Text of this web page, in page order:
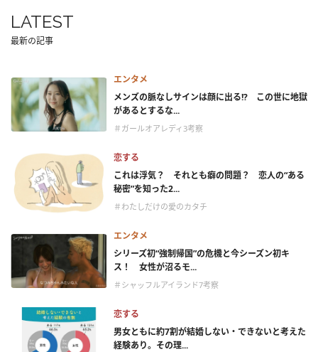
LATEST
最新の記事
エンタメ
メンズの脈なしサインは顔に出る!? この世に地獄
があるとするな...
＃ガールオアレディ3考察
恋する
これは浮気？ それとも癖の問題？ 恋人の“ある
秘密”を知った2...
＃わたしだけの愛のカタチ
エンタメ
シリーズ初“強制帰国”の危機と今シーズン初キ
ス！ 女性が沼るモ...
＃シャッフルアイランド7考察
恋する
男女ともに約7割が結婚しない・できないと考えた
経験あり。その理...